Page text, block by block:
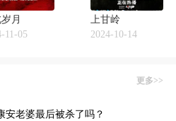
月
11-05
上甘岭
2024-10-14
更多>>
安老婆最后被杀了吗？